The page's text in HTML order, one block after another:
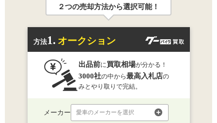
２つの売却方法から選択可能！
方法1. オークション
出品前に買取相場が分かる！
3000社の中から最高入札店の
みとやり取りで完結。
メーカー 愛車のメーカーを選択